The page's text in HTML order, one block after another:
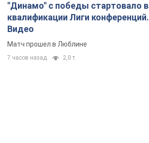
"Динамо" с победы стартовало в
квалификации Лиги конференций.
Видео
Матч прошел в Люблине
7 часов назад 2,0 т.